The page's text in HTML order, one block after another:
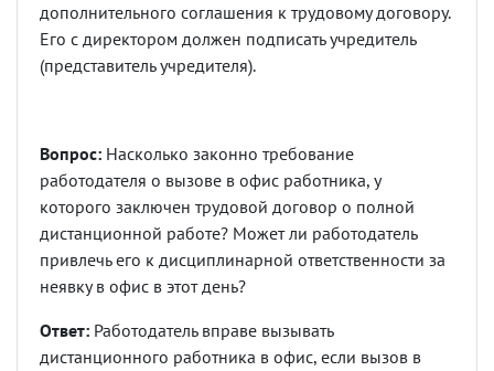
дополнительного соглашения к трудовому договору.
Его с директором должен подписать учредитель
(представитель учредителя).
Вопрос: Насколько законно требование
работодателя о вызове в офис работника, у
которого заключен трудовой договор о полной
дистанционной работе? Может ли работодатель
привлечь его к дисциплинарной ответственности за
неявку в офис в этот день?
Ответ: Работодатель вправе вызывать
дистанционного работника в офис, если вызов в